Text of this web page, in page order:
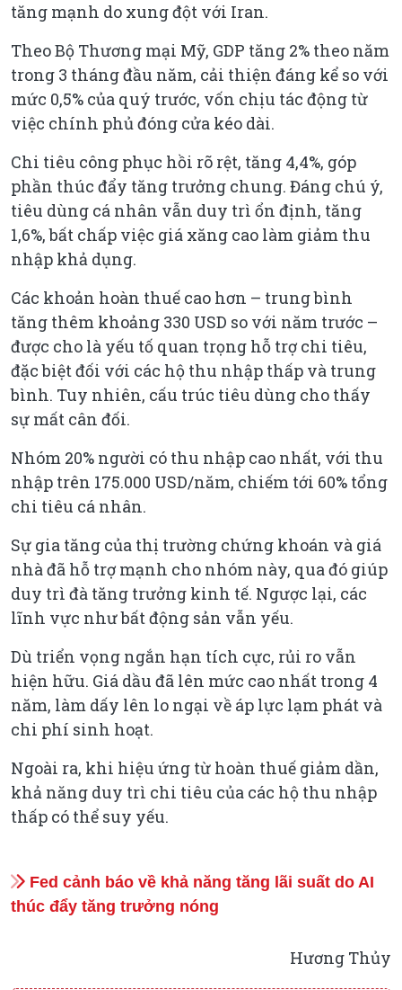
tăng mạnh do xung đột với Iran.
Theo Bộ Thương mại Mỹ, GDP tăng 2% theo năm
trong 3 tháng đầu năm, cải thiện đáng kể so với
mức 0,5% của quý trước, vốn chịu tác động từ
việc chính phủ đóng cửa kéo dài.
Chi tiêu công phục hồi rõ rệt, tăng 4,4%, góp
phần thúc đẩy tăng trưởng chung. Đáng chú ý,
tiêu dùng cá nhân vẫn duy trì ổn định, tăng
1,6%, bất chấp việc giá xăng cao làm giảm thu
nhập khả dụng.
Các khoản hoàn thuế cao hơn – trung bình
tăng thêm khoảng 330 USD so với năm trước –
được cho là yếu tố quan trọng hỗ trợ chi tiêu,
đặc biệt đối với các hộ thu nhập thấp và trung
bình. Tuy nhiên, cấu trúc tiêu dùng cho thấy
sự mất cân đối.
Nhóm 20% người có thu nhập cao nhất, với thu
nhập trên 175.000 USD/năm, chiếm tới 60% tổng
chi tiêu cá nhân.
Sự gia tăng của thị trường chứng khoán và giá
nhà đã hỗ trợ mạnh cho nhóm này, qua đó giúp
duy trì đà tăng trưởng kinh tế. Ngược lại, các
lĩnh vực như bất động sản vẫn yếu.
Dù triển vọng ngắn hạn tích cực, rủi ro vẫn
hiện hữu. Giá dầu đã lên mức cao nhất trong 4
năm, làm dấy lên lo ngại về áp lực lạm phát và
chi phí sinh hoạt.
Ngoài ra, khi hiệu ứng từ hoàn thuế giảm dần,
khả năng duy trì chi tiêu của các hộ thu nhập
thấp có thể suy yếu.
Fed cảnh báo về khả năng tăng lãi suất do AI
thúc đẩy tăng trưởng nóng
Hương Thủy